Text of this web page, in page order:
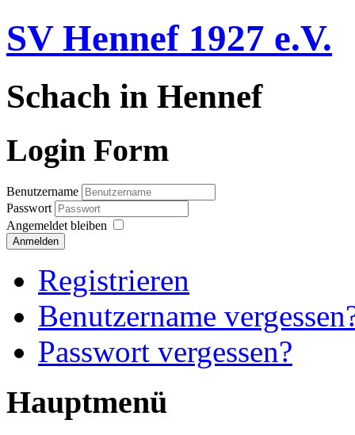
SV Hennef 1927 e.V.
Schach in Hennef
Login Form
Benutzername
Passwort
Angemeldet bleiben
Anmelden
Registrieren
Benutzername
Passwort vergessen?
Hauptmenü